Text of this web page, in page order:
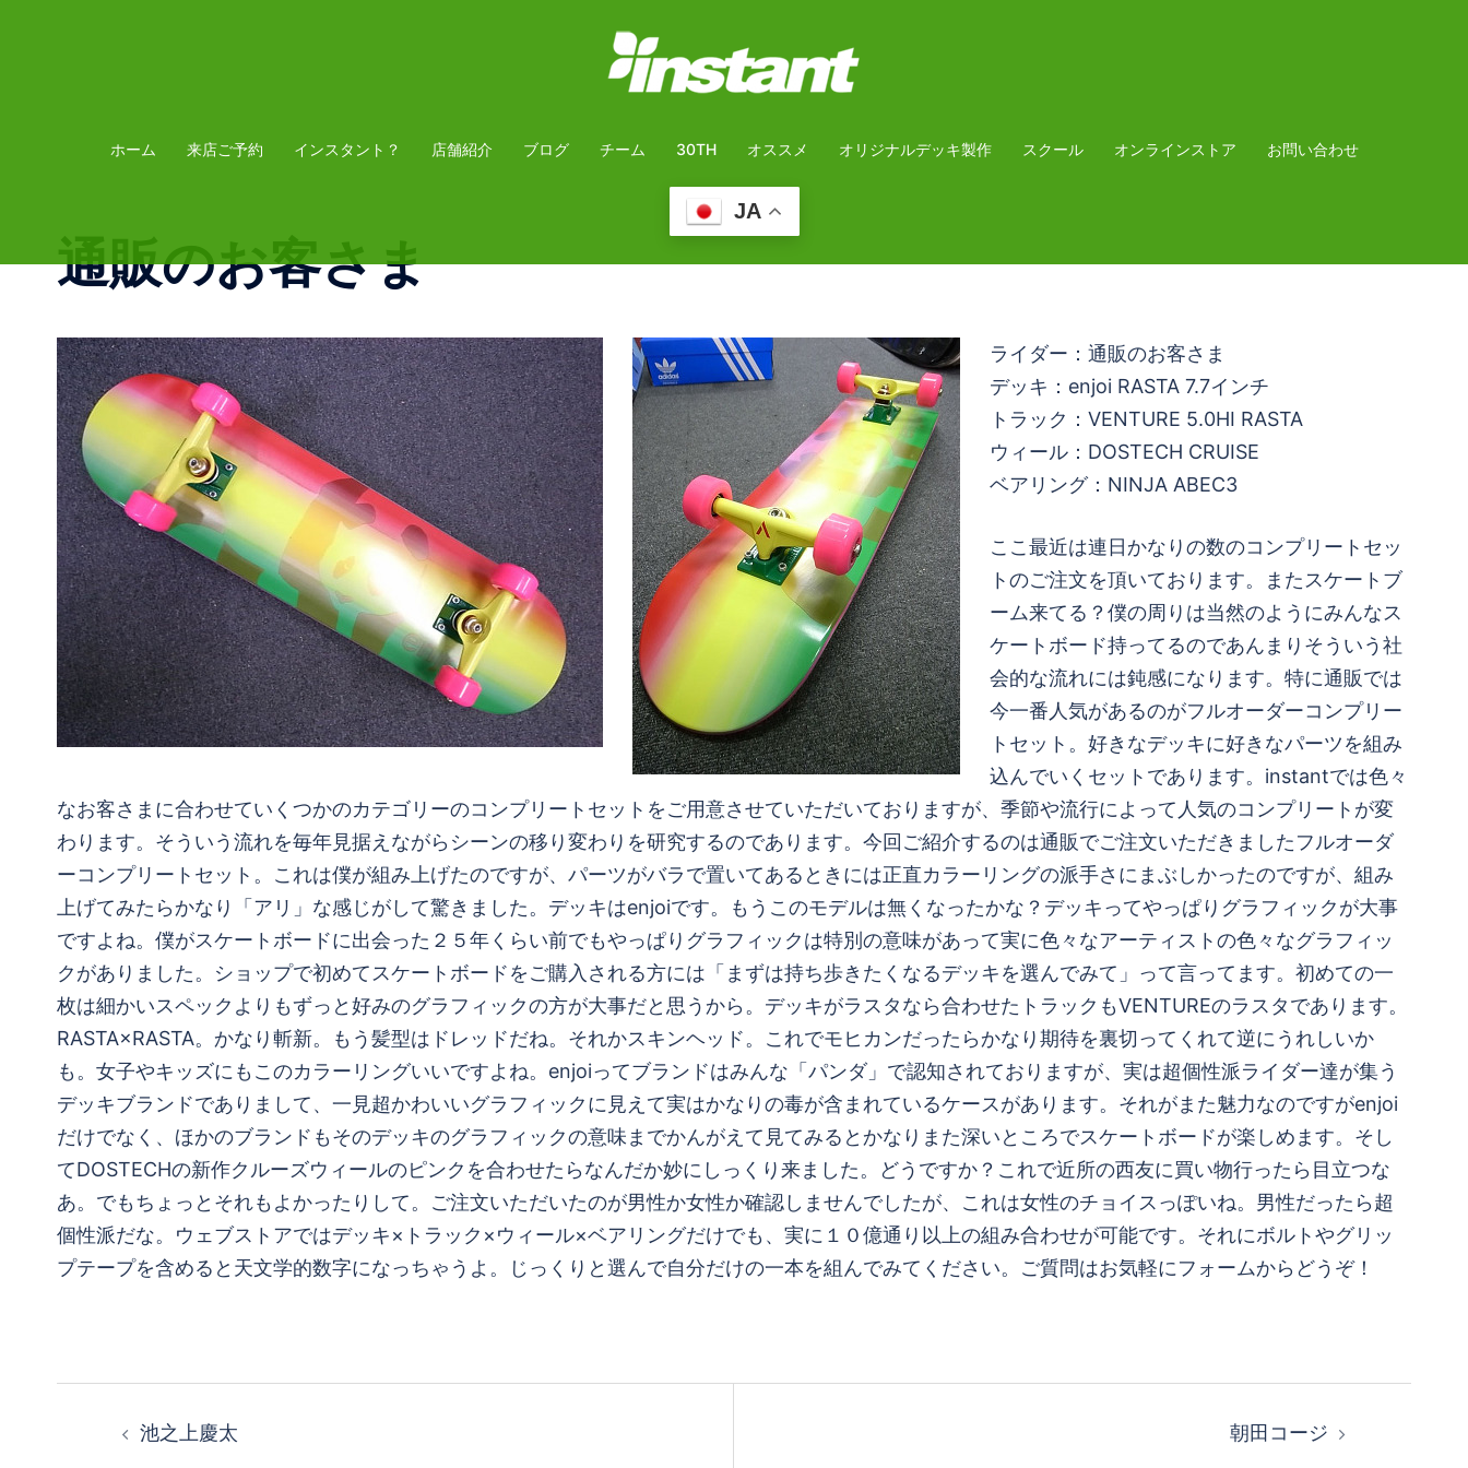
ホーム 来店ご予約 インスタント？ 店舗紹介 ブログ チーム 30TH オススメ オリジナルデッキ製作 スクール オンラインストア お問い合わせ
JA
通販のお客さま
ライダー：通販のお客さま
デッキ：enjoi RASTA 7.7インチ
トラック：VENTURE 5.0HI RASTA
ウィール：DOSTECH CRUISE
ベアリング：NINJA ABEC3
ここ最近は連日かなりの数のコンプリートセッ
トのご注文を頂いております。またスケートブ
ーム来てる？僕の周りは当然のようにみんなス
ケートボード持ってるのであんまりそういう社
会的な流れには鈍感になります。特に通販では
今一番人気があるのがフルオーダーコンプリー
トセット。好きなデッキに好きなパーツを組み
込んでいくセットであります。instantでは色々
なお客さまに合わせていくつかのカテゴリーのコンプリートセットをご用意させていただいておりますが、季節や流行によって人気のコンプリートが変
わります。そういう流れを毎年見据えながらシーンの移り変わりを研究するのであります。今回ご紹介するのは通販でご注文いただきましたフルオーダ
ーコンプリートセット。これは僕が組み上げたのですが、パーツがバラで置いてあるときには正直カラーリングの派手さにまぶしかったのですが、組み
上げてみたらかなり「アリ」な感じがして驚きました。デッキはenjoiです。もうこのモデルは無くなったかな？デッキってやっぱりグラフィックが大事
ですよね。僕がスケートボードに出会った２５年くらい前でもやっぱりグラフィックは特別の意味があって実に色々なアーティストの色々なグラフィッ
クがありました。ショップで初めてスケートボードをご購入される方には「まずは持ち歩きたくなるデッキを選んでみて」って言ってます。初めての一
枚は細かいスペックよりもずっと好みのグラフィックの方が大事だと思うから。デッキがラスタなら合わせたトラックもVENTUREのラスタであります。
RASTA×RASTA。かなり斬新。もう髪型はドレッドだね。それかスキンヘッド。これでモヒカンだったらかなり期待を裏切ってくれて逆にうれしいか
も。女子やキッズにもこのカラーリングいいですよね。enjoiってブランドはみんな「パンダ」で認知されておりますが、実は超個性派ライダー達が集う
デッキブランドでありまして、一見超かわいいグラフィックに見えて実はかなりの毒が含まれているケースがあります。それがまた魅力なのですがenjoi
だけでなく、ほかのブランドもそのデッキのグラフィックの意味までかんがえて見てみるとかなりまた深いところでスケートボードが楽しめます。そし
てDOSTECHの新作クルーズウィールのピンクを合わせたらなんだか妙にしっくり来ました。どうですか？これで近所の西友に買い物行ったら目立つな
あ。でもちょっとそれもよかったりして。ご注文いただいたのが男性か女性か確認しませんでしたが、これは女性のチョイスっぽいね。男性だったら超
個性派だな。ウェブストアではデッキ×トラック×ウィール×ベアリングだけでも、実に１０億通り以上の組み合わせが可能です。それにボルトやグリッ
プテープを含めると天文学的数字になっちゃうよ。じっくりと選んで自分だけの一本を組んでみてください。ご質問はお気軽にフォームからどうぞ！
池之上慶太 朝田コージ